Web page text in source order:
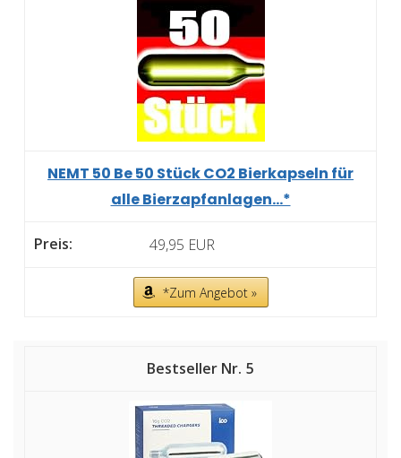
NEMT 50 Be 50 Stück CO2 Bierkapseln für
alle Bierzapfanlagen...*
49,95 EUR
*Zum Angebot »
5